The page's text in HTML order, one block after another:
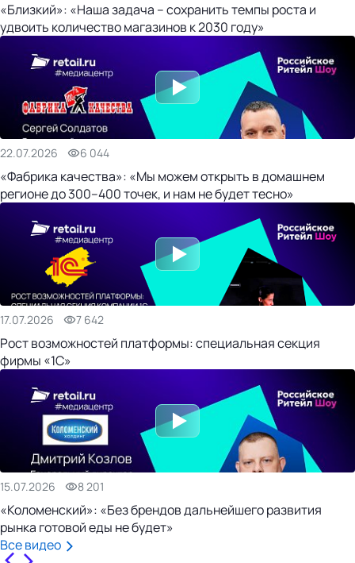
«Близкий»: «Наша задача – сохранить темпы роста и
удвоить количество магазинов к 2030 году»
22.07.2026 6 044
«Фабрика качества»: «Мы можем открыть в домашнем
регионе до 300–400 точек, и нам не будет тесно»
17.07.2026 7 642
Рост возможностей платформы: специальная секция
фирмы «1С»
15.07.2026 8 201
«Коломенский»: «Без брендов дальнейшего развития
рынка готовой еды не будет»
Все видео